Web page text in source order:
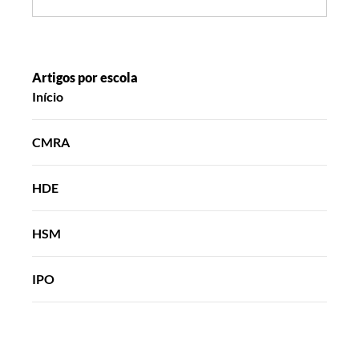
Bobadela
Artigos por escola
Início
CMRA
HDE
HSM
IPO